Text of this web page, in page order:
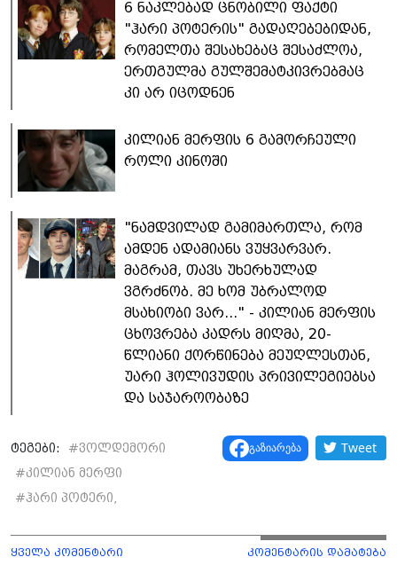
6 ნაკლებად ცნობილი ფაქტი
"ჰარი პოტერის" გადაღებებიდან,
რომელთა შესახებაც შესაძლოა,
ერთგულმა გულშემატკივრებმაც
კი არ იცოდნენ
კილიან მერფის 6 გამორჩეული
როლი კინოში
"ნამდვილად გამიმართლა, რომ
ამდენ ადამიანს ვუყვარვარ.
მაგრამ, თავს უხერხულად
ვგრძნობ. მე ხომ უბრალოდ
მსახიობი ვარ..." - კილიან მერფის
ცხოვრება კადრს მიღმა, 20-
წლიანი ქორწინება მეუღლესთან,
უარი ჰოლივუდის პრივილეგიებსა
და საჯაროობაზე
ტეგები: #ვოლდემორი
#კილიან მერფი
#ჰარი პოტერი,
გაზიარება Tweet
ყველა კომენტარი კომენტარის დამატება